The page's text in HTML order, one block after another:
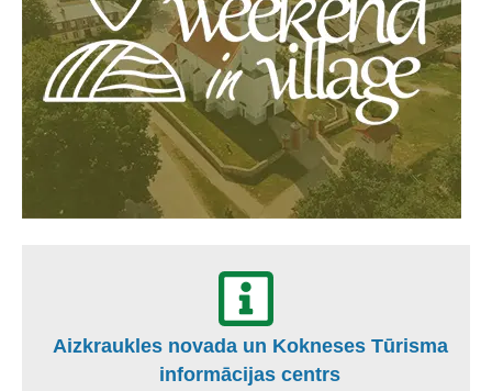
Aizkraukles novada un Kokneses Tūrisma
informācijas centrs